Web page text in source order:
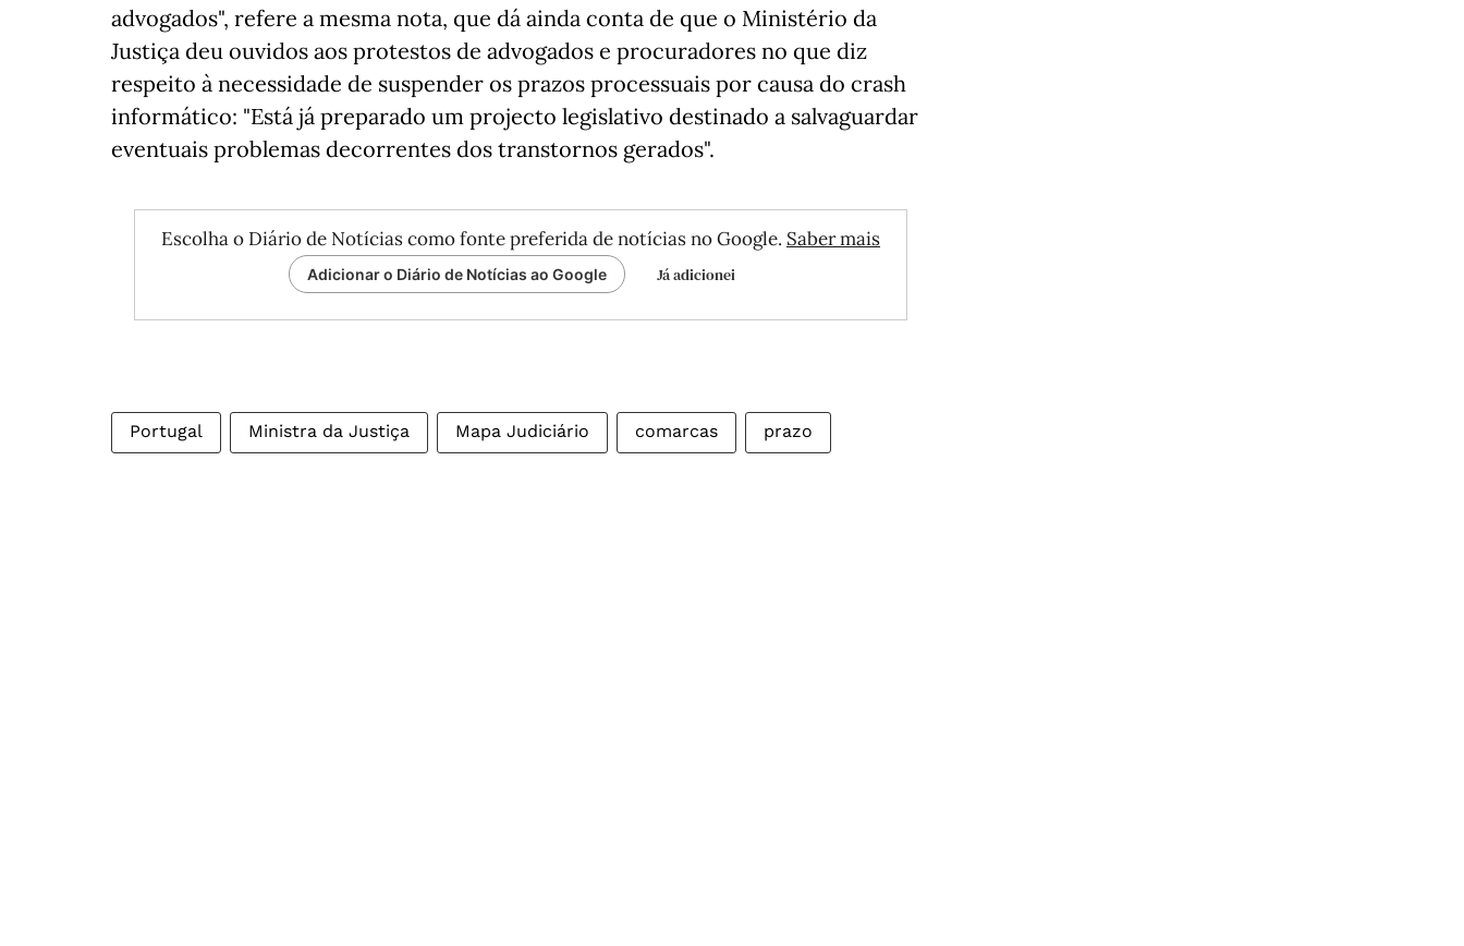
advogados", refere a mesma nota, que dá ainda conta de que o Ministério da
Justiça deu ouvidos aos protestos de advogados e procuradores no que diz
respeito à necessidade de suspender os prazos processuais por causa do crash
informático: "Está já preparado um projecto legislativo destinado a salvaguardar
eventuais problemas decorrentes dos transtornos gerados".
Escolha o Diário de Notícias como fonte preferida de notícias no Google. Saber mais
Adicionar o Diário de Notícias ao Google Já adicionei
Portugal Ministra da Justiça Mapa Judiciário comarcas prazo